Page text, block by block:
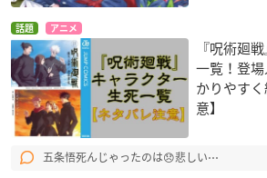
話題 アニメ
『呪術廻
一覧！登
かりやす
意】
五条悟死んじゃったのは😞悲しい⋯